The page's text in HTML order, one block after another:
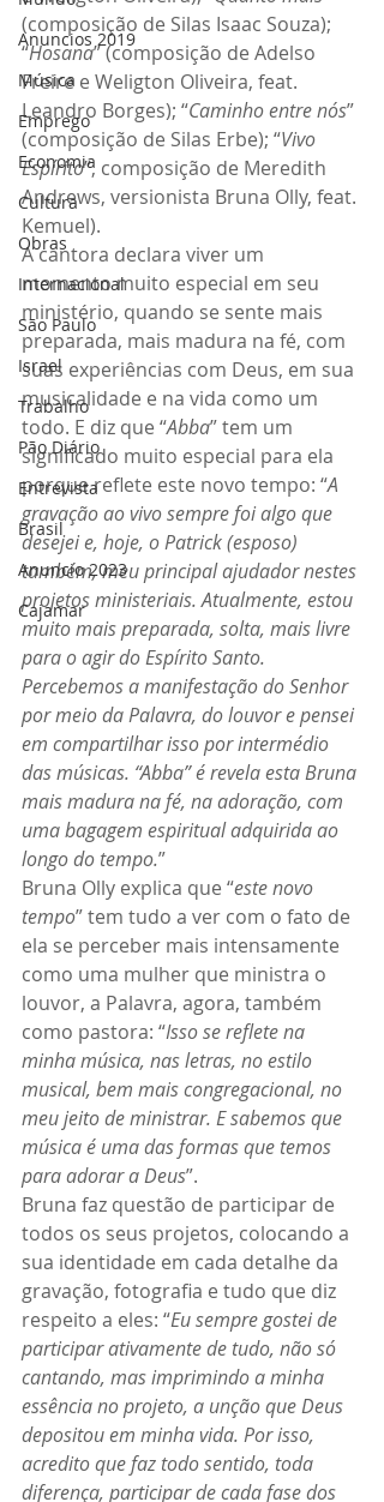
Anuncios 2019
Música
Emprego
Economia
Cultura
Obras
Internacional
São Paulo
Israel
Trabalho
Pão Diário
Entrevista
Brasil
Anuncio 2023
Cajamar
(composição de Silas Isaac Souza);
“Hosana” (composição de Adelso
Freire e Weligton Oliveira, feat.
Leandro Borges); “Caminho entre nós”
(composição de Silas Erbe); “Vivo
Espírito”, composição de Meredith
Andrews, versionista Bruna Olly, feat.
Kemuel).
A cantora declara viver um
momento muito especial em seu
ministério, quando se sente mais
preparada, mais madura na fé, com
suas experiências com Deus, em sua
musicalidade e na vida como um
todo. E diz que “Abba” tem um
significado muito especial para ela
porque reflete este novo tempo: “A
gravação ao vivo sempre foi algo que
desejei e, hoje, o Patrick (esposo)
também, meu principal ajudador nestes
projetos ministeriais. Atualmente, estou
muito mais preparada, solta, mais livre
para o agir do Espírito Santo.
Percebemos a manifestação do Senhor
por meio da Palavra, do louvor e pensei
em compartilhar isso por intermédio
das músicas. “Abba” é revela esta Bruna
mais madura na fé, na adoração, com
uma bagagem espiritual adquirida ao
longo do tempo.”
Bruna Olly explica que “este novo
tempo” tem tudo a ver com o fato de
ela se perceber mais intensamente
como uma mulher que ministra o
louvor, a Palavra, agora, também
como pastora: “Isso se reflete na
minha música, nas letras, no estilo
musical, bem mais congregacional, no
meu jeito de ministrar. E sabemos que
música é uma das formas que temos
para adorar a Deus”.
Bruna faz questão de participar de
todos os seus projetos, colocando a
sua identidade em cada detalhe da
gravação, fotografia e tudo que diz
respeito a eles: “Eu sempre gostei de
participar ativamente de tudo, não só
cantando, mas imprimindo a minha
essência no projeto, a unção que Deus
depositou em minha vida. Por isso,
acredito que faz todo sentido, toda
diferença, participar de cada fase dos